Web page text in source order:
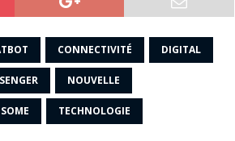
CONNECTIVITÉ DIGITAL
NOUVELLE
SOME TECHNOLOGIE